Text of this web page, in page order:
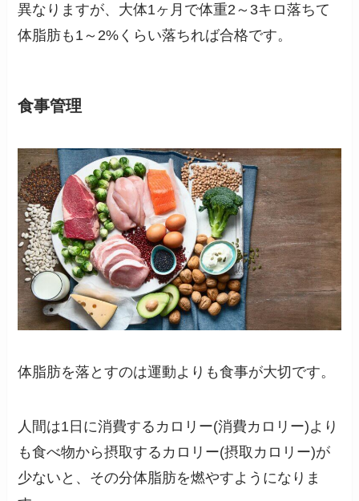
異なりますが、大体1ヶ月で体重2～3キロ落ちて
体脂肪も1～2%くらい落ちれば合格です。
食事管理
体脂肪を落とすのは運動よりも食事が大切です。
人間は1日に消費するカロリー(消費カロリー)より
も食べ物から摂取するカロリー(摂取カロリー)が
少ないと、その分体脂肪を燃やすようになりま